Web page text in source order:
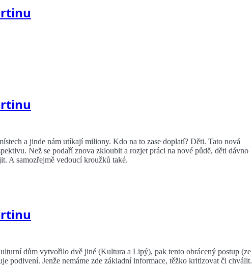
a jinde nám utíkají miliony. Kdo na to zase doplatí? Děti. Tato nová
Než se podaří znova zkloubit a rozjet práci na nové půdě, děti dávno
A samozřejmě vedoucí kroužků také.
dům vytvořilo dvě jiné (Kultura a Lipý), pak tento obrácený postup (ze
podivení. Jenže nemáme zde základní informace, těžko kritizovat či chválit.